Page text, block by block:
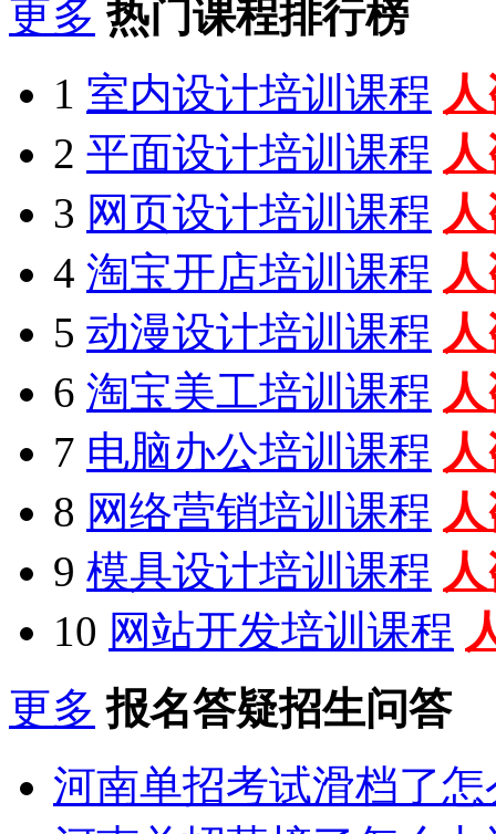
更多 热门课程排行榜
1 室内设计培训课程
2 平面设计培训课程
3 网页设计培训课程
4 淘宝开店培训课程
5 动漫设计培训课程
6 淘宝美工培训课程
7 电脑办公培训课程
8 网络营销培训课程
9 模具设计培训课程
10 网站开发培训课程
更多 报名答疑招生问答
河南单招考试滑档了